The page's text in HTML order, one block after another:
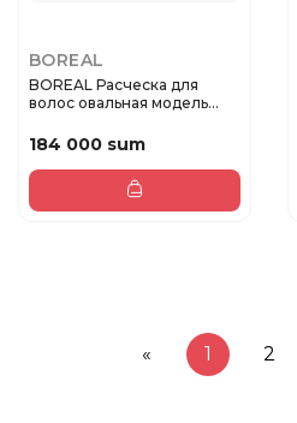
BOREAL
BOREAL Расческа для
волос овальная модель
184 000 sum
« 1 2